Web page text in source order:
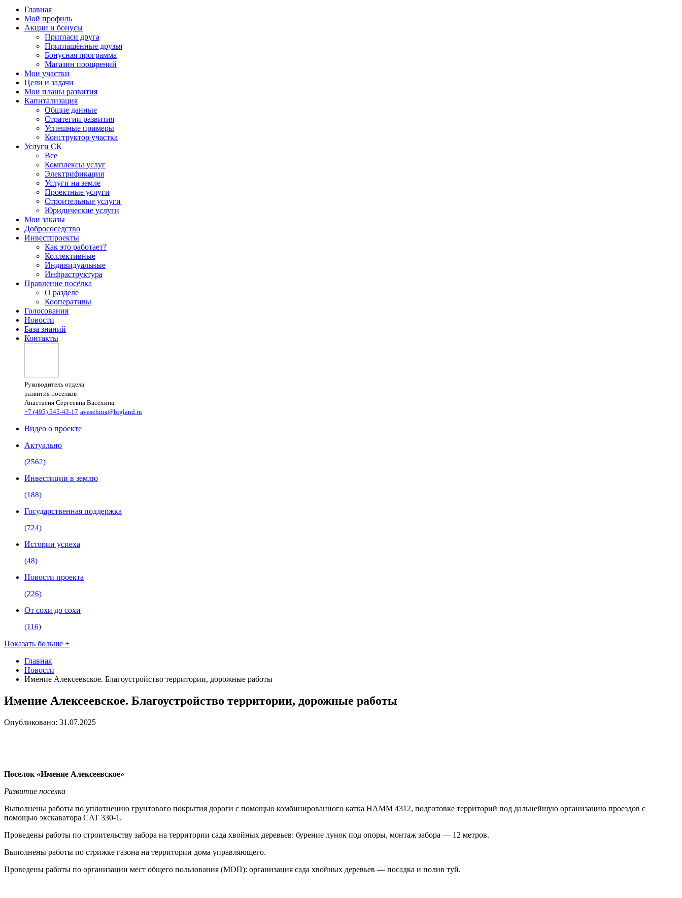
Главная
Мой профиль
Акции и бонусы
Пригласи друга
Приглашённые друзья
Бонусная программа
Магазин поощрений
Мои участки
Цели и задачи
Мои планы развития
Капитализация
Общие данные
Стратегии развития
Успешные примеры
Конструктор участка
Услуги СК
Все
Комплексы услуг
Электрификация
Услуги на земле
Проектные услуги
Строительные услуги
Юридические услуги
Мои заказы
Добрососедство
Инвестпроекты
Как это работает?
Коллективные
Индивидуальные
Инфраструктура
Правление посёлка
О разделе
Кооперативы
Голосования
Новости
База знаний
Контакты
Руководитель отдела
развития поселков
Анастасия Сергеевна Васехина
+7 (495) 545-43-17 avasehina@bigland.ru
Видео о проекте
Актуально
(2562)
Инвестиции в землю
(188)
Государственная поддержка
(724)
Истории успеха
(48)
Новости проекта
(226)
От сохи до сохи
(116)
Показать больше +
Главная
Новости
Имение Алексеевское. Благоустройство территории, дорожные работы
Имение Алексеевское. Благоустройство территории, дорожные работы
Опубликовано: 31.07.2025
Поселок «Имение Алексеевское»
Развитие поселка
Выполнены работы по уплотнению грунтового покрытия дороги с помощью комбинированного катка HAMM 4312, подготовке территорий под дальнейшую организацию проездов с
помощью экскаватора CAT 330-1.
Проведены работы по строительству забора на территории сада хвойных деревьев: бурение лунок под опоры, монтаж забора — 12 метров.
Выполнены работы по стрижке газона на территории дома управляющего.
Проведены работы по организации мест общего пользования (МОП): организация сада хвойных деревьев — посадка и полив туй.